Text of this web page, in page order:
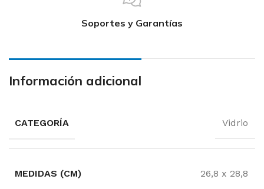
Soportes y Garantías
Información adicional
CATEGORÍA Vidrio
MEDIDAS (CM) 26,8 x 28,8